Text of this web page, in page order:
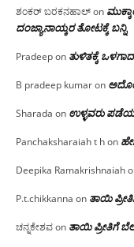
ಶಂಕರ್ ಬರಕನಹಾಲ್on
ದಂಜ್ಯಾನಾಯ್ಕರ ತೋಟಕ್ಕೆ ಬನ್ನಿ
Pradeepon ತುಳಿತಕ್ಕೆ
B pradeep kumaron
Sharada on ಉಳ್ಳವರು
Panchaksharaiah t hon
Deepika Ramakrishnaiah
P.t.chikkanna on ತಾಯಿ
ಚನ್ನಕೇಶವon ತಾಯಿ ಪ್ರೀತಿಗೆ